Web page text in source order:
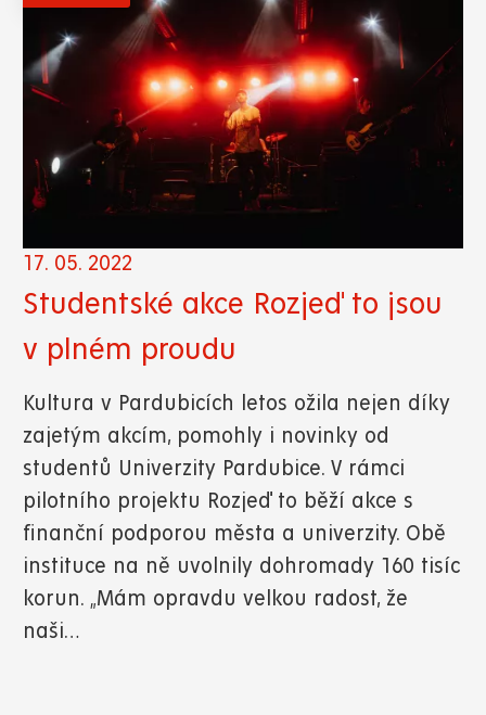
17. 05. 2022
Studentské akce Rozjeď to jsou
v plném proudu
Kultura v Pardubicích letos ožila nejen díky
zajetým akcím, pomohly i novinky od
studentů Univerzity Pardubice. V rámci
pilotního projektu Rozjeď to běží akce s
finanční podporou města a univerzity. Obě
instituce na ně uvolnily dohromady 160 tisíc
korun. „Mám opravdu velkou radost, že
naši…